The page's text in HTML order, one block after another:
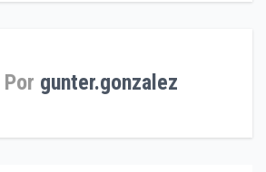
Por gunter.gonzalez